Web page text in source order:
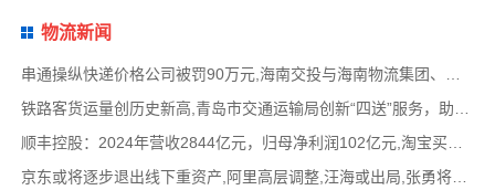
物流新闻
串通操纵快递价格公司被罚90万元,海南交投与海南物流集团、中国移动海南公司签署战略合作
铁路客货运量创历史新高,青岛市交通运输局创新“四送”服务，助力高速公路建设提质,中国物
顺丰控股：2024年营收2844亿元，归母净利润102亿元,淘宝买菜退出社区团购业务，转型做快递电
京东或将逐步退出线下重资产,阿里高层调整,汪海或出局,张勇将加盟晨壹基金担任管理合伙人